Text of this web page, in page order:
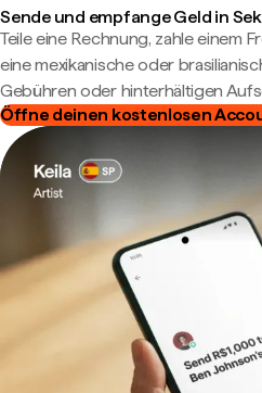
Sende und empfange Geld in
Teile eine Rechnung, zahle einem
eine mexikanische oder
Gebühren oder hinterhältigen
Öffne deinen kostenlosen